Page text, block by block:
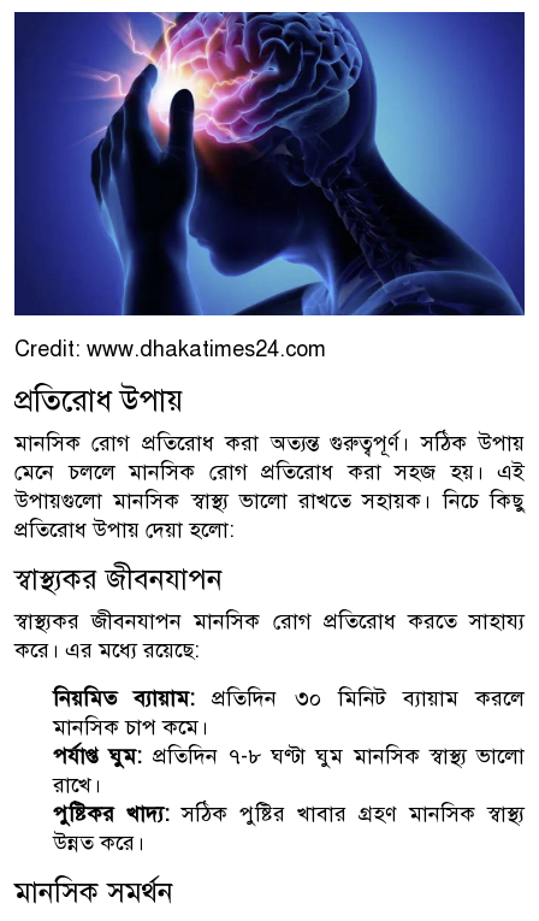
Credit: www.dhakatimes24.com
প্রতিরোধ উপায়
মানসিক রোগ প্রতিরোধ করা অত্যন্ত গুরুত্বপূর্ণ। সঠিক উপায়
মেনে চললে মানসিক রোগ প্রতিরোধ করা সহজ হয়। এই
উপায়গুলো মানসিক স্বাস্থ্য ভালো রাখতে সহায়ক। নিচে কিছু
প্রতিরোধ উপায় দেয়া হলো:
স্বাস্থ্যকর জীবনযাপন
স্বাস্থ্যকর জীবনযাপন মানসিক রোগ প্রতিরোধ করতে সাহায্য
করে। এর মধ্যে রয়েছে:
নিয়মিত ব্যায়াম: প্রতিদিন ৩০ মিনিট ব্যায়াম করলে
মানসিক চাপ কমে।
পর্যাপ্ত ঘুম: প্রতিদিন ৭-৮ ঘণ্টা ঘুম মানসিক স্বাস্থ্য ভালো
রাখে।
পুষ্টিকর খাদ্য: সঠিক পুষ্টির খাবার গ্রহণ মানসিক স্বাস্থ্য
উন্নত করে।
মানসিক সমর্থন